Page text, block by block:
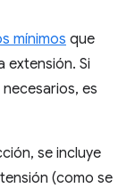
mínimos que
extensión. Si
es
se incluye
(como se